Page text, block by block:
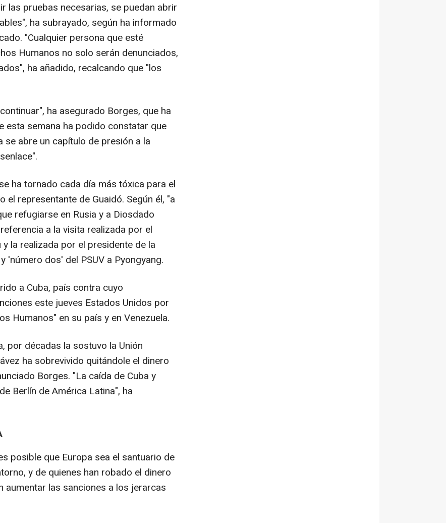
las pruebas necesarias, se puedan abrir
ha subrayado, según ha informado
"Cualquier persona que esté
Humanos no solo serán denunciados,
ha añadido, recalcando que "los
ha asegurado Borges, que ha
esta semana ha podido constatar que
se abre un capítulo de presión a la
ha tornado cada día más tóxica para el
representante de Guaidó. Según él, "a
refugiarse en Rusia y a Diosdado
a la visita realizada por el
la realizada por el presidente de la
'número dos' del PSUV a Pyongyang.
a Cuba, país contra cuyo
este jueves Estados Unidos por
Humanos" en su país y en Venezuela.
por décadas la sostuvo la Unión
ha sobrevivido quitándole el dinero
Borges. "La caída de Cuba y
Berlín de América Latina", ha
posible que Europa sea el santuario de
y de quienes han robado el dinero
aumentar las sanciones a los jerarcas